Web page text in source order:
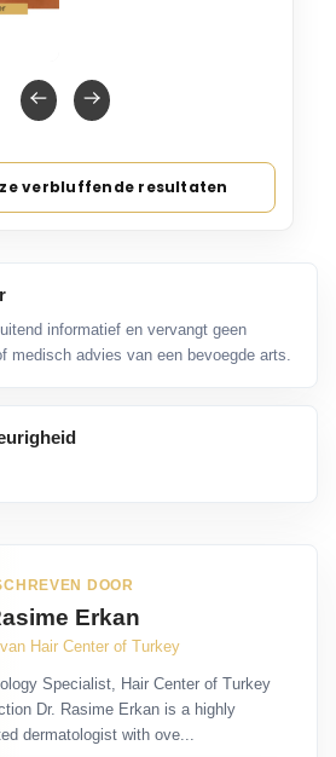
verbluffende resultaten
informatief en vervangt geen
medisch advies van een bevoegde arts.
DOOR
Erkan
Hair Center of Turkey
Specialist, Hair Center of Turkey
Dr. Rasime Erkan is a highly
dermatologist with ove...